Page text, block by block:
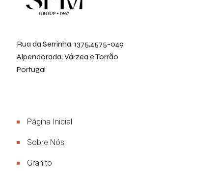
Rua da Serrinha, 1375,4575-049
Alpendorada, Várzea e Torrão
Portugal
Página Inicial
Sobre Nós
Granito